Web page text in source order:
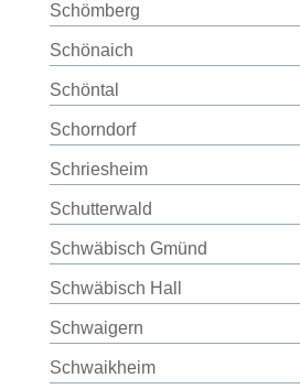
Schömberg
Schönaich
Schöntal
Schorndorf
Schriesheim
Schutterwald
Schwäbisch Gmünd
Schwäbisch Hall
Schwaigern
Schwaikheim